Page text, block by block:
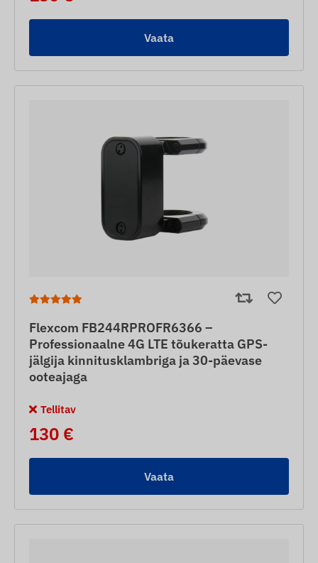
Vaata
Flexcom FB244RPROFR6366 –
Professionaalne 4G LTE tõukeratta GPS-
jälgija kinnitusklambriga ja 30-päevase
ooteajaga
Tellitav
130 €
Vaata